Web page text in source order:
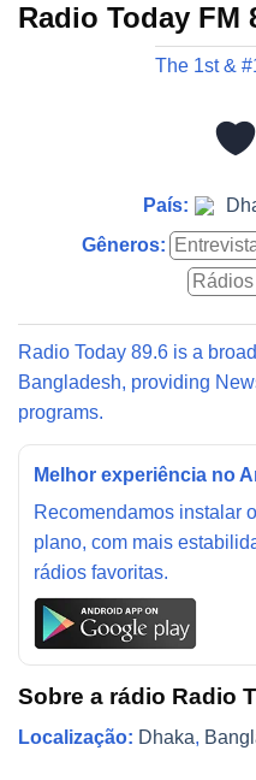
Radio Today FM
The 1st &
País:
Gêneros:
Radio Today 89.6 is a
Bangladesh, providing
programs.
Melhor experiência no
Recomendamos instalar
plano, com mais
rádios favoritas.
Sobre a rádio Radio
Localização: Dhaka,